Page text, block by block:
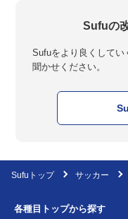
Sufuの
Sufuをより良くしてい
聞かせください。
Sufuトップ サッカー
各種目トップから探す